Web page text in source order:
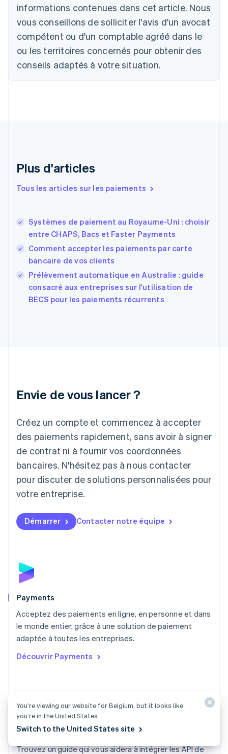
informations contenues dans cet article. Nous
vous conseillons de solliciter l'avis d'un avocat
compétent ou d'un comptable agréé dans le
ou les territoires concernés pour obtenir des
conseils adaptés à votre situation.
Plus d'articles
Tous les articles sur les paiements
Systèmes de paiement au Royaume-Uni : choisir
entre CHAPS, Bacs et Faster Payments
Comment accepter les paiements par carte
bancaire de vos clients
Prélèvement automatique en Australie : guide
consacré aux entreprises sur l'utilisation de
BECS pour les paiements récurrents
Envie de vous lancer ?
Créez un compte et commencez à accepter
des paiements rapidement, sans avoir à signer
de contrat ni à fournir vos coordonnées
bancaires. N'hésitez pas à nous contacter
pour discuter de solutions personnalisées pour
votre entreprise.
Démarrer Contacter notre équipe
Payments
Acceptez des paiements en ligne, en personne et dans
le monde entier, grâce à une solution de paiement
adaptée à toutes les entreprises.
Découvrir Payments
Documentation Payments
Trouvez un guide qui vous aidera à intégrer les API de
Brésil
Bulgarie
English
Canada
English Français
Chine continentale
Espagne
Estonie
EnglishEspañol简体中文
Finlande
English Svenska
Français English
Gibraltar
English
Grèce
English
Japon
Lettonie
English
Liechtenstein
DeutschEnglish
Lituanie
Luxembourg
FrançaisDeutschEnglish
English简体中文
Malte
Norvège
English
English
NederlandsEnglish
Pologne
English
PortuguêsEnglish
English
Roumanie
Royaume-Uni
You’re viewing our website for Belgium, but it looks like
you’re in the United States.
Switch to the United States site